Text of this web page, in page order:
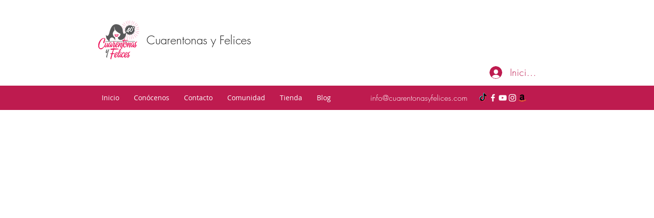
Cuarentonas y Felices
Iniciar sesión
Inicio Conócenos Contacto Comunidad Tienda Blog info@cuarentonasyfelices.com